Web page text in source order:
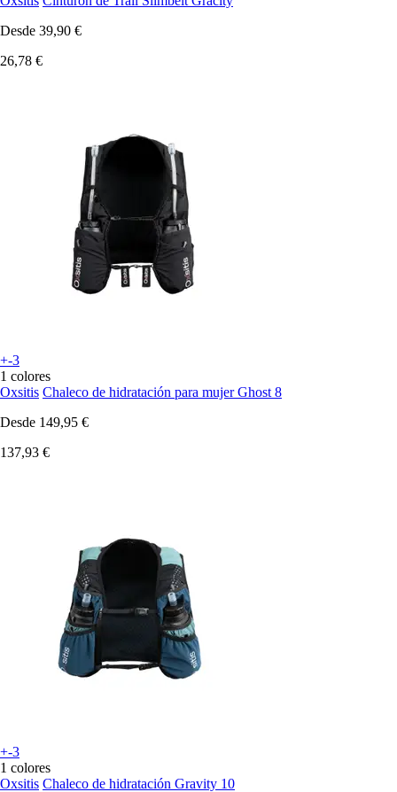
Desde 39,90 €
26,78 €
+-3
1 colores
Oxsitis Chaleco de hidratación para mujer Ghost 8
Desde 149,95 €
137,93 €
+-3
1 colores
Oxsitis Chaleco de hidratación Gravity 10